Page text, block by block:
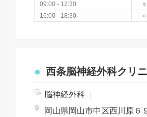
09:00 - 12:30
○
16:00 - 18:30
○
西条脳神経外科クリ
脳神経外科
岡山県岡山市中区西川原６